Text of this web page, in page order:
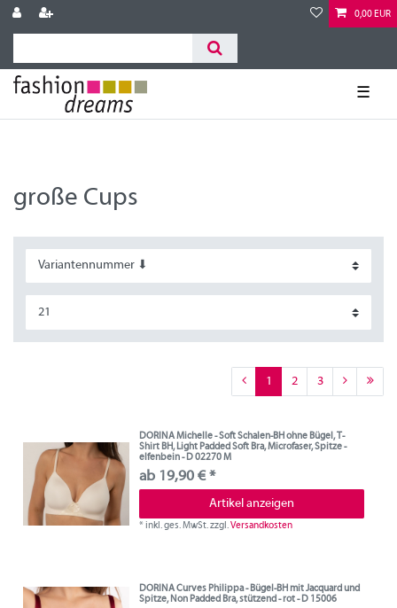
0,00 EUR
☰
große Cups
1 2 3
DORINA Michelle - Soft Schalen-BH ohne Bügel, T-
Shirt BH, Light Padded Soft Bra, Microfaser, Spitze -
elfenbein - D 02270 M
ab 19,90 € *
Artikel anzeigen
*inkl. ges. MwSt.zzgl.Versandkosten
DORINA Curves Philippa - Bügel-BH mit Jacquard und
Spitze, Non Padded Bra, stützend - rot - D 15006